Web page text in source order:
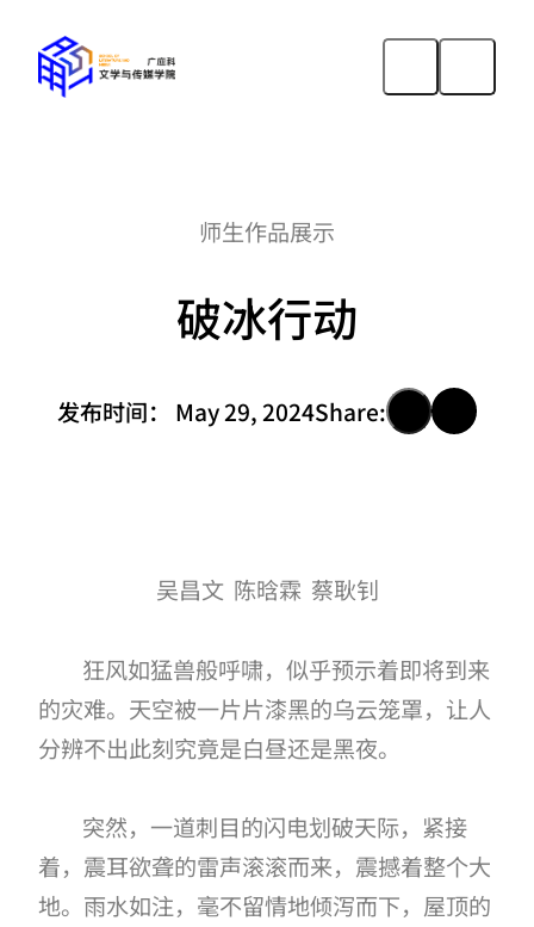
师生作品展示
破冰行动
发布时间： May 29, 2024Share:
吴昌文 陈晗霖 蔡耿钊
狂风如猛兽般呼啸，似乎预示着即将到来
的灾难。天空被一片片漆黑的乌云笼罩，让人
分辨不出此刻究竟是白昼还是黑夜。
突然，一道刺目的闪电划破天际，紧接
着，震耳欲聋的雷声滚滚而来，震撼着整个大
地。雨水如注，毫不留情地倾泻而下，屋顶的